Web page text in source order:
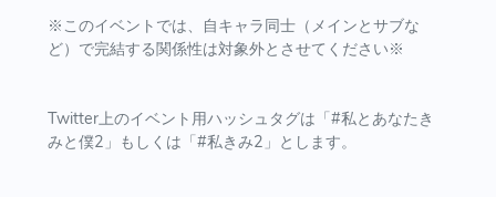
※このイベントでは、自キャラ同士（メインとサブな
ど）で完結する関係性は対象外とさせてください※
Twitter上のイベント用ハッシュタグは「#私とあなたき
みと僕2」もしくは「#私きみ2」とします。